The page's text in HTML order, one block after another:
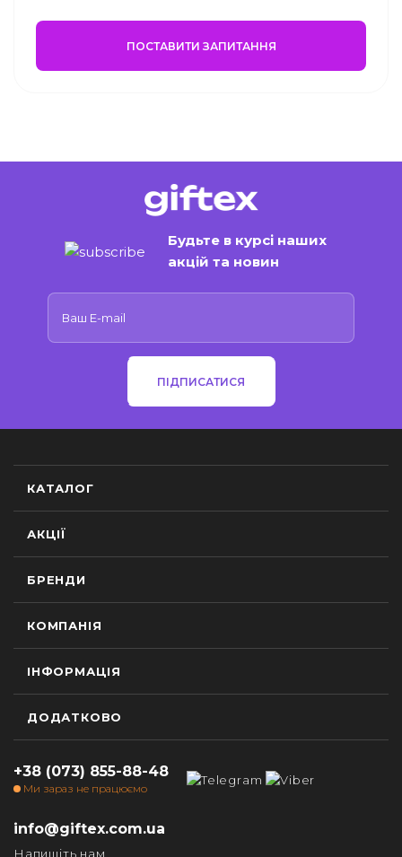
ПОСТАВИТИ ЗАПИТАННЯ
Будьте в курсі наших
акцій та новин
ПІДПИСАТИСЯ
КАТАЛОГ
АКЦІЇ
БРЕНДИ
КОМПАНІЯ
ІНФОРМАЦІЯ
ДОДАТКОВО
+38 (073) 855-88-48
Ми зараз не працюємо
info@giftex.com.ua
Напишіть нам